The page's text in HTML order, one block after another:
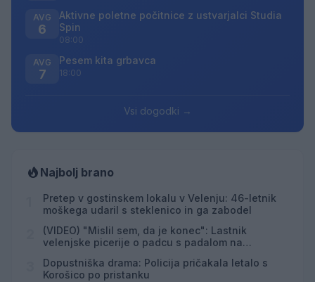
AVG
6
Aktivne poletne počitnice z ustvarjalci Studia
Spin
08:00
AVG
7
Pesem kita grbavca
18:00
Vsi dogodki →
Najbolj brano
Pretep v gostinskem lokalu v Velenju: 46-letnik
moškega udaril s steklenico in ga zabodel
(VIDEO) "Mislil sem, da je konec": Lastnik
velenjske picerije o padcu s padalom na
Dopustniška drama: Policija pričakala letalo s
Korošico po pristanku